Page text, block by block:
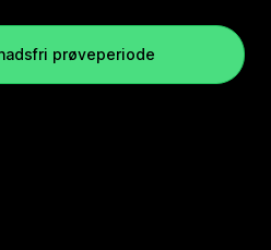
prøveperiode